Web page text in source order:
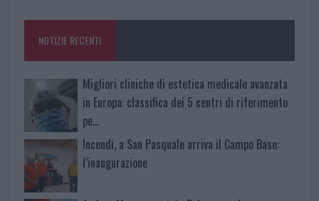
o
k
p
NOTIZIE RECENTI
Migliori cliniche di estetica medicale avanzata
in Europa: classifica dei 5 centri di riferimento
pe…
Incendi, a San Pasquale arriva il Campo Base:
l’inaugurazione